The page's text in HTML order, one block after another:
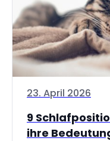
23. April 2026
9
ihre